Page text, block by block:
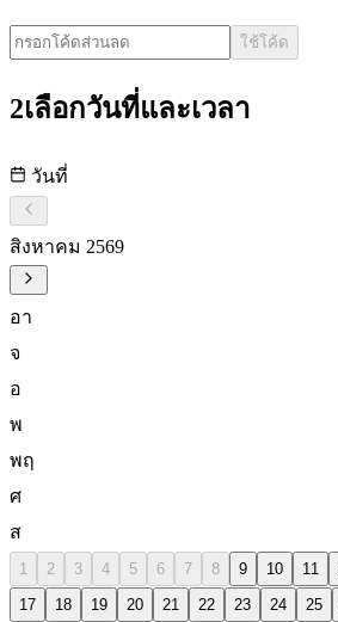
ใช้โค้ด
2เลือกวันที่และเวลา
วันที่
สิงหาคม 2569
อา
จ
อ
พ
พฤ
ศ
ส
1 2 3 4 5 6 7 8 9 10 11
17
18 19 20 21 22 23 24 25